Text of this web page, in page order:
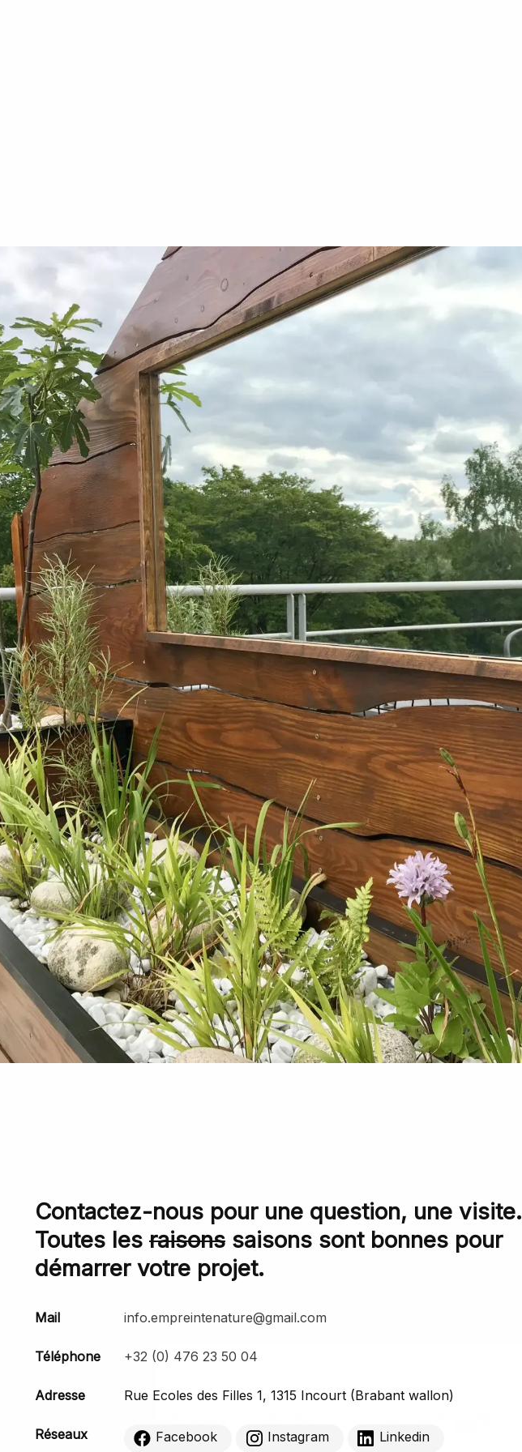
Contactez-nous pour une question, une visite.
Toutes les raisons saisons sont bonnes pour
démarrer votre projet.
Mail info.empreintenature@gmail.com
Téléphone +32 (0) 476 23 50 04
Adresse Rue Ecoles des Filles 1, 1315 Incourt (Brabant wallon)
Réseaux Facebook Instagram Linkedin